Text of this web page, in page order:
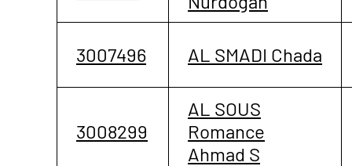
3007496 AL SMADI Chada
3008299
AL SOUS
Romance
Ahmad S